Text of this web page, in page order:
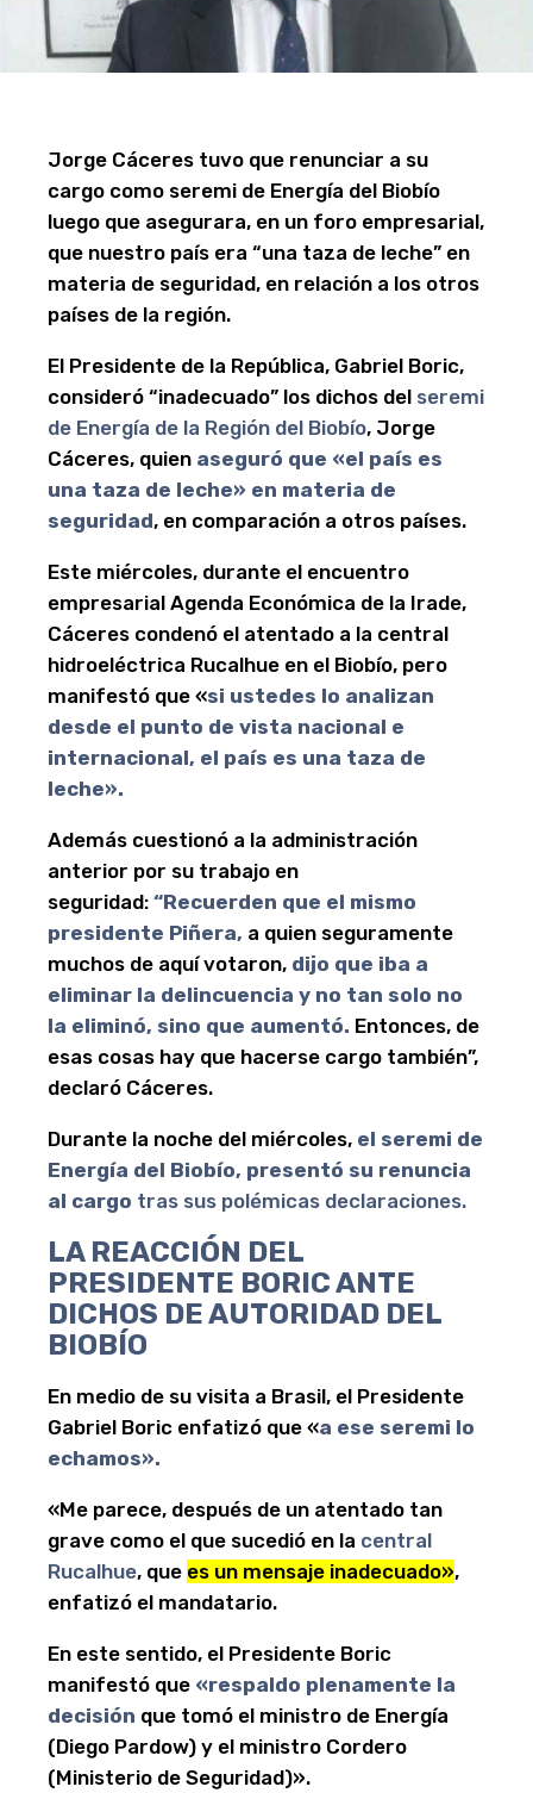
Jorge Cáceres tuvo que renunciar a su
cargo como seremi de Energía del Biobío
luego que asegurara, en un foro empresarial,
que nuestro país era “una taza de leche” en
materia de seguridad, en relación a los otros
países de la región.
El Presidente de la República, Gabriel Boric,
consideró “inadecuado” los dichos del seremi
de Energía de la Región del Biobío, Jorge
Cáceres, quien aseguró que «el país es
una taza de leche» en materia de
seguridad, en comparación a otros países.
Este miércoles, durante el encuentro
empresarial Agenda Económica de la Irade,
Cáceres condenó el atentado a la central
hidroeléctrica Rucalhue en el Biobío, pero
manifestó que «si ustedes lo analizan
desde el punto de vista nacional e
internacional, el país es una taza de
leche».
Además cuestionó a la administración
anterior por su trabajo en
seguridad: “Recuerden que el mismo
presidente Piñera, a quien seguramente
muchos de aquí votaron, dijo que iba a
eliminar la delincuencia y no tan solo no
la eliminó, sino que aumentó. Entonces, de
esas cosas hay que hacerse cargo también”,
declaró Cáceres.
Durante la noche del miércoles, el seremi de
Energía del Biobío, presentó su renuncia
al cargo tras sus polémicas declaraciones.
LA REACCIÓN DEL
PRESIDENTE BORIC ANTE
DICHOS DE AUTORIDAD DEL
BIOBÍO
En medio de su visita a Brasil, el Presidente
Gabriel Boric enfatizó que «a ese seremi lo
echamos».
«Me parece, después de un atentado tan
grave como el que sucedió en la central
Rucalhue, que es un mensaje inadecuado»,
enfatizó el mandatario.
En este sentido, el Presidente Boric
manifestó que «respaldo plenamente la
decisión que tomó el ministro de Energía
(Diego Pardow) y el ministro Cordero
(Ministerio de Seguridad)».